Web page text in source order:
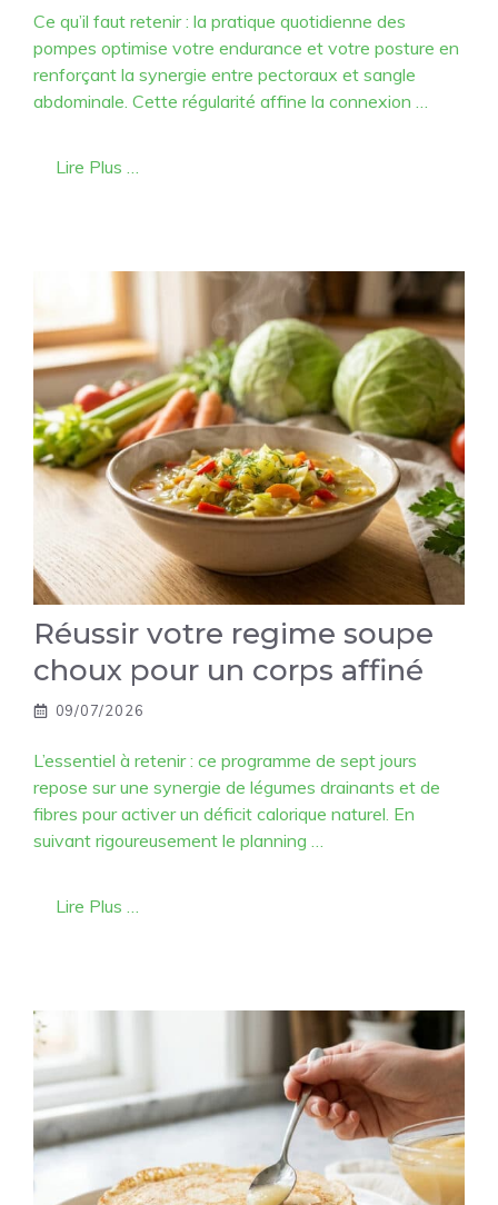
Ce qu’il faut retenir : la pratique quotidienne des
pompes optimise votre endurance et votre posture en
renforçant la synergie entre pectoraux et sangle
abdominale. Cette régularité affine la connexion …
Lire Plus …
Réussir votre regime soupe
choux pour un corps affiné
09/07/2026
L’essentiel à retenir : ce programme de sept jours
repose sur une synergie de légumes drainants et de
fibres pour activer un déficit calorique naturel. En
suivant rigoureusement le planning …
Lire Plus …